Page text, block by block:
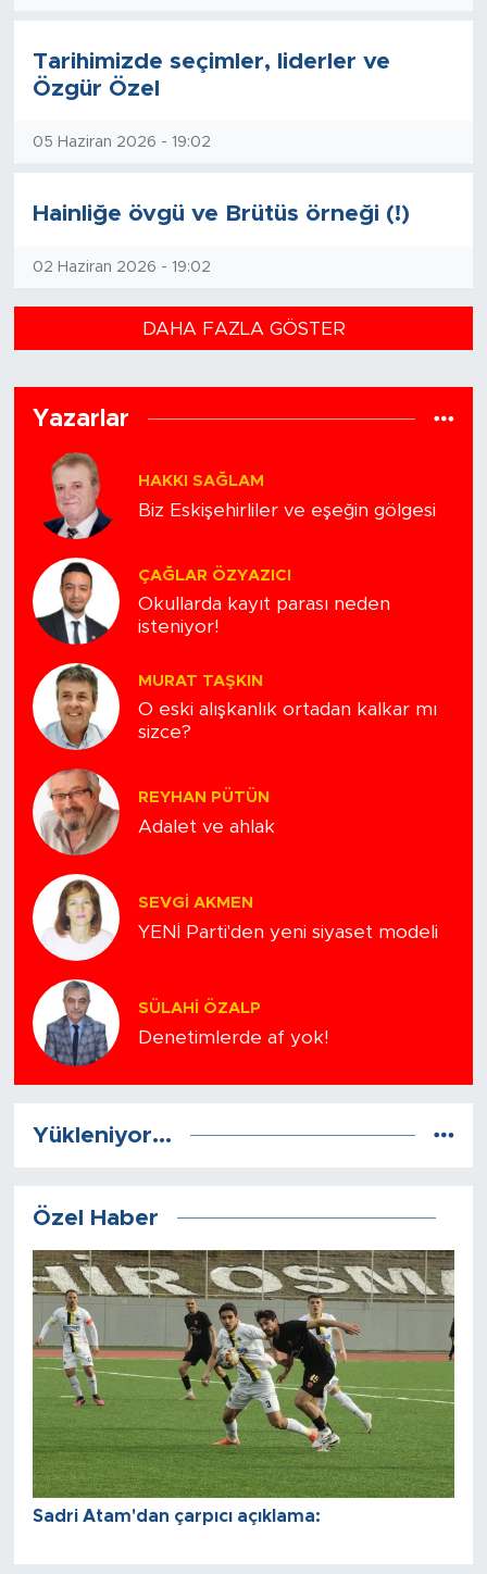
Tarihimizde seçimler, liderler ve
Özgür Özel
05 Haziran 2026 - 19:02
Hainliğe övgü ve Brütüs örneği (!)
02 Haziran 2026 - 19:02
DAHA FAZLA GÖSTER
Yazarlar
HAKKI SAĞLAM
Biz Eskişehirliler ve eşeğin gölgesi
ÇAĞLAR ÖZYAZICI
Okullarda kayıt parası neden
isteniyor!
MURAT TAŞKIN
O eski alışkanlık ortadan kalkar mı
sizce?
REYHAN PÜTÜN
Adalet ve ahlak
SEVGI AKMEN
YENİ Parti'den yeni siyaset modeli
SÜLAHI ÖZALP
Denetimlerde af yok!
Yükleniyor...
Özel Haber
Sadri Atam'dan çarpıcı açıklama: